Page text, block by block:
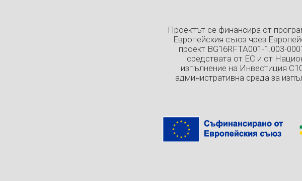
Проектът се финансира от
Европейския съюз чрез
проект BG16RFTA001-1.003-
средствата от ЕС и от
изпълнение на Инвестиция
административна среда за